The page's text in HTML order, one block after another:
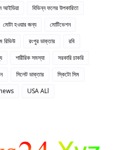
আইডিয়া
বিভিন্ন ফলের উপকারিতা
মোটা হওয়ার জন্য
মোটিভেশন
রিভিউ রংপুর ডাক্তার
রবি
শারীরিক সমস্যা
সরকারি চাকরি
সিলেট ডাক্তার
স্কিটো সিম
USA ALl